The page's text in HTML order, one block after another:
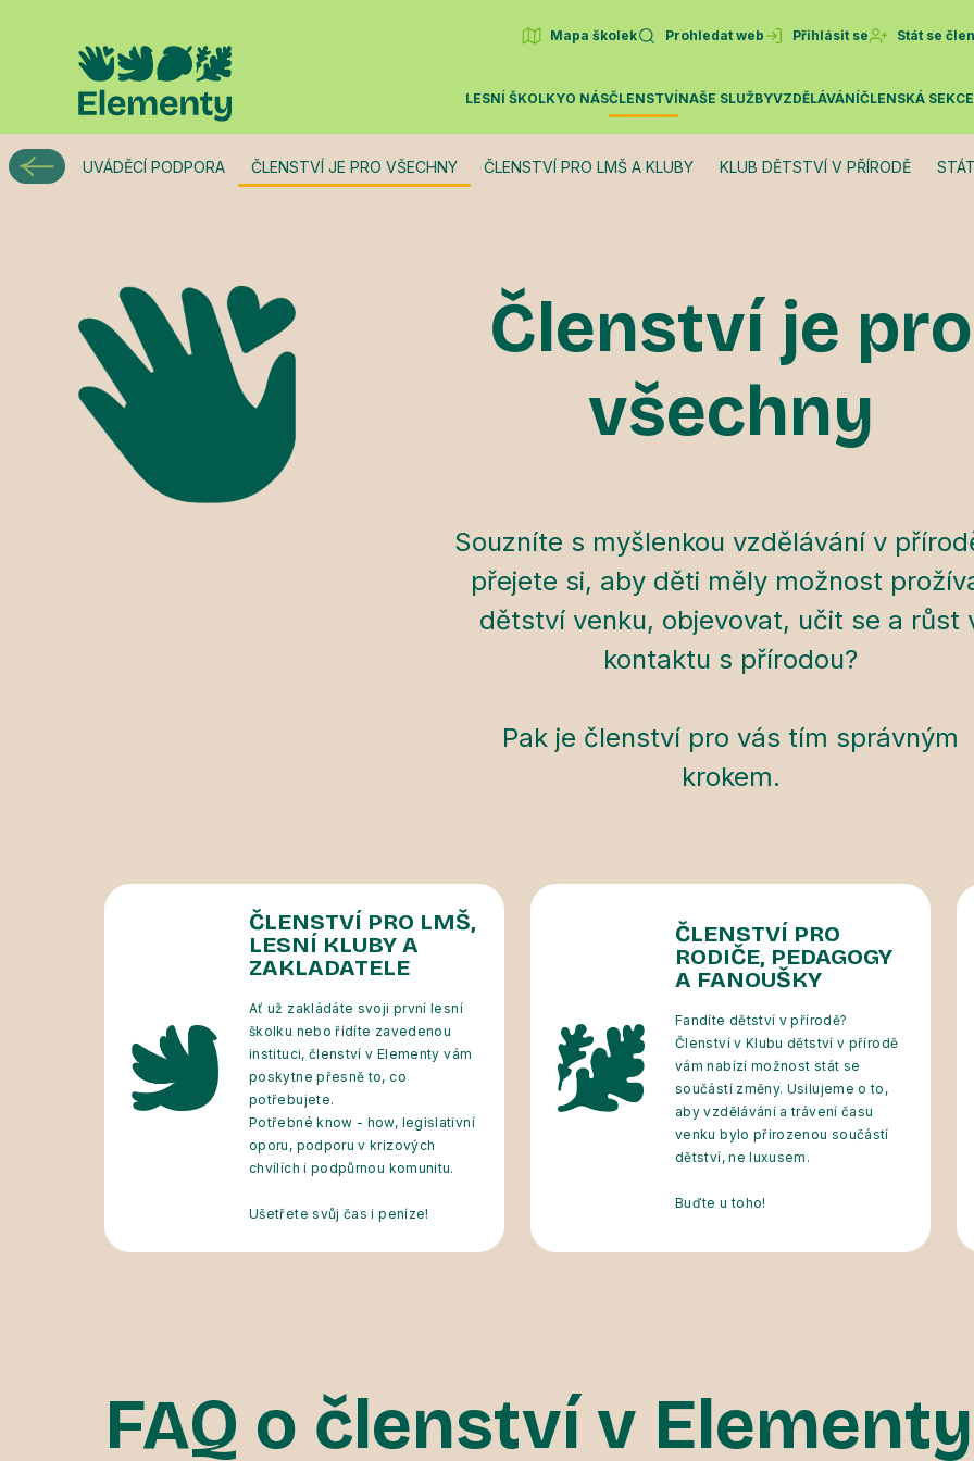
Mapa školek Prohledat web Přihlásit se Stát se
LESNÍ ŠKOLKYO NÁSČLENSTVÍNAŠE SLUŽBYVZDĚLÁVÁNÍČLENSKÁ SEKCE
UVÁDĚCÍ PODPORA ČLENSTVÍ JE PRO VŠECHNY ČLENSTVÍ PRO LMŠ A KLUBY KLUB DĚTSTVÍ V PŘÍRODĚ
Členství je pro
všechny
Souzníte s myšlenkou vzdělávání v
přejete si, aby děti měly možnost
dětství venku, objevovat, učit se a růst
kontaktu s přírodou?
Pak je členství pro vás tím správným
krokem.
ČLENSTVÍ PRO LMŠ,
LESNÍ KLUBY A
ZAKLADATELE
Ať už zakládáte svoji první lesní
školku nebo řídíte zavedenou
instituci, členství v Elementy vám
poskytne přesně to, co
potřebujete.
Potřebné know - how, legislativní
oporu, podporu v krizových
chvílích i podpůrnou komunitu.
Ušetřete svůj čas i peníze!
ČLENSTVÍ PRO
RODIČE, PEDAGOGY
A FANOUŠKY
Fandíte dětství v přírodě?
Členství v Klubu dětství v přírodě
vám nabízí možnost stát se
součástí změny. Usilujeme o to,
aby vzdělávání a trávení času
venku bylo přirozenou součástí
dětství, ne luxusem.
Buďte u toho!
FAQ o členství v